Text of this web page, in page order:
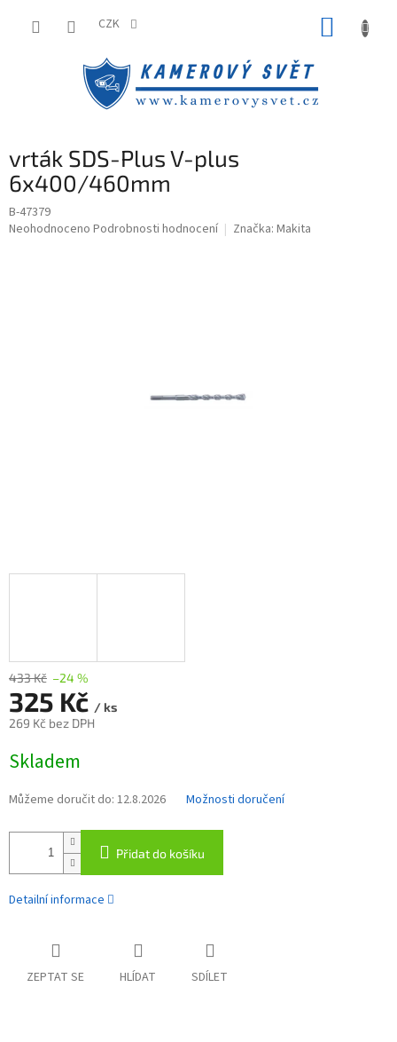
CZK
vrták SDS-Plus V-plus
6x400/460mm
B-47379
Průměrné
Neohodnoceno Podrobnosti hodnocení Značka: Makita
433 Kč –24 %
325 Kč / ks
269 Kč bez DPH
cena:
Skladem
Můžeme doručit do: 12.8.2026 Možnosti doručení
Přidat do košíku
Detailní informace
ZEPTAT SE HLÍDAT SDÍLET